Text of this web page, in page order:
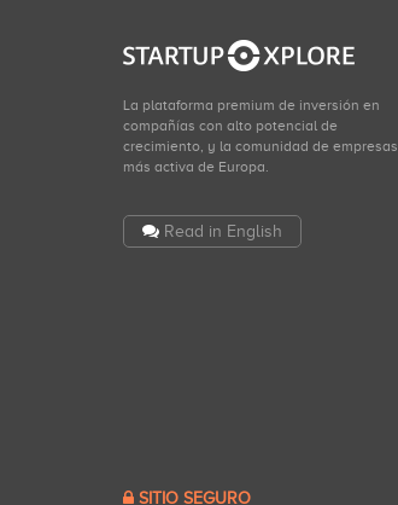
La plataforma premium de inversión en
compañías con alto potencial de
crecimiento, y la comunidad de empresas
más activa de Europa.
Read in English
SITIO SEGURO